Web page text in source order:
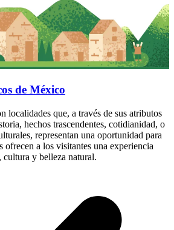
de México
localidades que, a través de sus atributos
hechos trascendentes, cotidianidad, o
representan una oportunidad para
ofrecen a los visitantes una experiencia
y belleza natural.